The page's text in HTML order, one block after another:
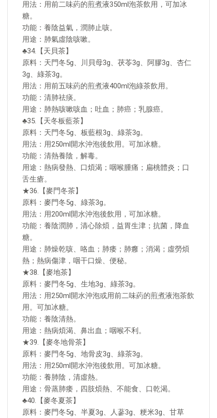
用法：用前二味葯的煎煮液350ml泡茶飲用，可加冰
糖。
功能：養陰益氣，潤肺止咳。
用途：肺氣虛陰咳嗽。
♣34.【天貝茶】
原料：天門冬5g、川貝母3g、茯苓3g、阿膠3g、杏仁
3g、綠茶3g。
用法：用前五味葯的煎煮液400ml泡綠茶飲用。
功能：清肺祛痰。
用途：肺熱咳嗽咳血；吐血；肺癌；乳腺癌。
♣35.【天冬板藍茶】
原料：天門冬5g、板藍根3g、綠茶3g。
用法：用250ml開水沖泡後飲用。可加冰糖。
功能：清熱養陰，解毒。
用途：熱病發熱、口煩渴；咽喉腫痛；扁桃體炎；口
舌生瘡。
★36.【麥門冬茶】
原料：麥門冬5g、綠茶3g。
用法：用200ml開水沖泡後飲用，可加冰糖。
功能：養陰潤肺，清心除煩，益胃生津；抗菌，降血
糖。
用途：肺燥乾咳、咯血；肺痿；肺癰；消渴；虛勞煩
熱；熱病傷津，咽干口燥、便秘。
★38.【麥地茶】
原料：麥門冬5g、生地3g、綠茶3g。
用法：用250ml開水沖泡或用前二味葯的煎煮液泡茶飲
用。可加冰糖。
功能：養陰清熱。
用途：熱病煩渴、鼻出血；咽喉不利。
★39.【麥冬地骨茶】
原料：麥門冬5g、地骨皮3g、綠茶3g。
用法：用250ml開水沖泡後飲用。可加冰糖。
功能：養肺陰，清虛熱。
用途：骨蒸肺痿，四肢煩熱、不能食、口乾渴。
♣40.【麥冬夏茶】
原料：麥門冬5g、半夏3g、人蔘3g、粳米3g、甘草